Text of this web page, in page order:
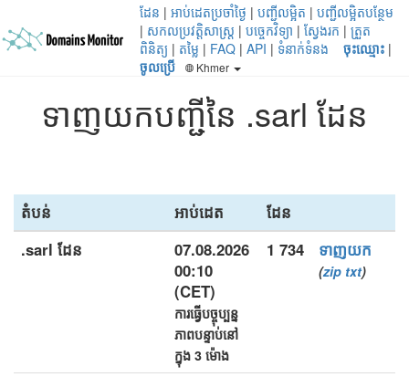
ដែន | អាប់ដេតប្រចាំថ្ងៃ | បញ្ជីលម្អិត | បញ្ជីលម្អិតបន្ថែម
| សកលប្រវត្តិសាស្ត្រ | បច្ចេកវិទ្យា | ស្វែងរក | ត្រួត
ពិនិត្យ | តម្លៃ | FAQ | API | ទំនាក់ទំនង ចុះឈ្មោះ |
ចូលប្រើ
Khmer
ទាញយកបញ្ជីនៃ .sarl ដែន
តំបន់ អាប់ដេត
ដែន
.sarl ដែន
07.08.2026
00:10
(CET)
ការធ្វើបច្ចុប្បន្ន
ភាពបន្ទាប់នៅ
ក្នុង 3 ម៉ោង
1 734 ទាញយក
(zip txt)